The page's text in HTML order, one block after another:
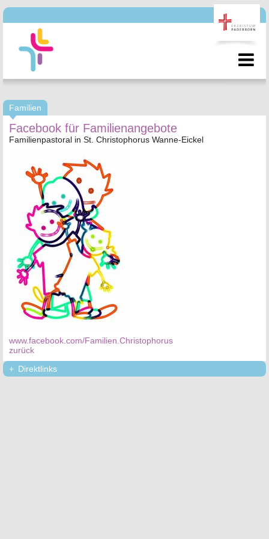
Familien
Facebook für Familienangebote
Familienpastoral in St. Christophorus Wanne-Eickel
www.facebook.com/Familien.Christophorus
zurück
Direktlinks